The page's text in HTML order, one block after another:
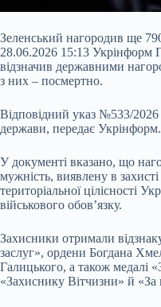
Зеленський нагородив ще
28.06.2026 15:13 Укрінформ
відзначив державними
з них – посмертно.
Відповідний указ №533/
держави, передає Укрінформ.
У документі вказано, що
мужність, виявлену в
територіальної цілісності
військового обов’язку.
Захисники отримали
заслуг», ордени Богдана
Галицького, а також медалі
«Захиснику Вітчизни» й «За